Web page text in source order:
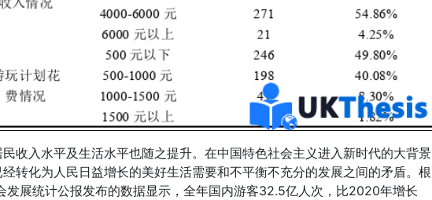
收入水平及生活水平也随之提升。在中国特色社会主义进入新时代的大背景
转化为人民日益增长的美好生活需要和不平衡不充分的发展之间的矛盾。根
发展统计公报发布的数据显示，全年国内游客32.5亿人次，比2020年增长